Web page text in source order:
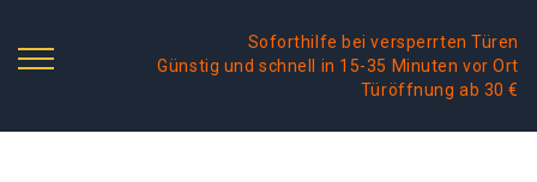
Soforthilfe bei versperrten Türen
Günstig und schnell in 15-35 Minuten vor Ort
Türöffnung ab 30 €